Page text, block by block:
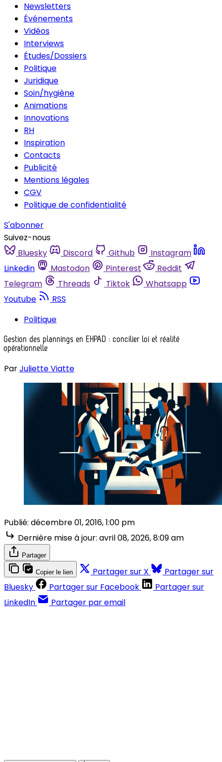
Newsletters
Événements
Vidéos
Interviews
Études/Dossiers
Politique
Juridique
Soin/hygiène
Animations
Innovations
RH
Inspiration
Contacts
Publicité
Mentions légales
CGV
Politique de confidentialité
S'abonner
Suivez-nous
Bluesky
Discord Github
Instagram
Linkedin
Mastodon Pinterest
Reddit
Telegram
Threads Tiktok
Whatsapp
Youtube
RSS
Politique
Gestion des plannings en EHPAD : concilier loi et réalité
opérationnelle
ParJuliette Viatte
Publié: décembre 01, 2016, 1:00 pm
Dernière mise à jour: avril 08, 2026, 8:09 am
Partager
Copier le lien Partager sur X
Partager sur
Bluesky
Partager sur Facebook
Partager sur
LinkedIn
Partager par email